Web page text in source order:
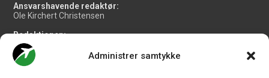
Administrer samtykke
Ansvarshavende redaktør:
Ole Kirchert Christensen
Redaktionen:
Christian Granhøj Skouboe
Henrik Baumgarten
Danny Longhi Andreasen